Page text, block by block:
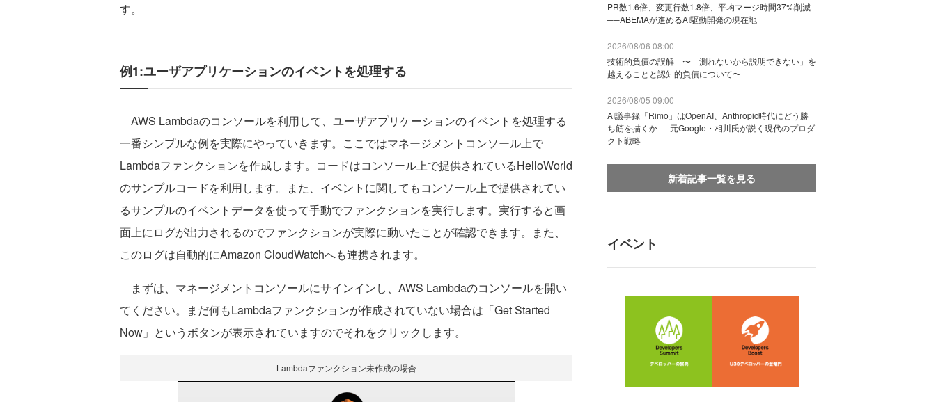
す。
例1:ユーザアプリケーションのイベントを処理する
AWS Lambdaのコンソールを利用して、ユーザアプリケーションのイベントを処理する
一番シンプルな例を実際にやっていきます。ここではマネージメントコンソール上で
Lambdaファンクションを作成します。コードはコンソール上で提供されているHelloWorld
のサンプルコードを利用します。また、イベントに関してもコンソール上で提供されてい
るサンプルのイベントデータを使って手動でファンクションを実行します。実行すると画
面上にログが出力されるのでファンクションが実際に動いたことが確認できます。また、
このログは自動的にAmazon CloudWatchへも連携されます。
まずは、マネージメントコンソールにサインインし、AWS Lambdaのコンソールを開い
てください。まだ何もLambdaファンクションが作成されていない場合は「Get Started
Now」というボタンが表示されていますのでそれをクリックします。
Lambdaファンクション未作成の場合
PR数1.6倍、変更行数1.8倍、平均マージ時間37%削減
──ABEMAが進めるAI駆動開発の現在地
2026/08/06 08:00
技術的負債の誤解 〜「測れないから説明できない」を
越えることと認知的負債について〜
2026/08/05 09:00
AI議事録「Rimo」はOpenAI、Anthropic時代にどう勝
ち筋を描くか──元Google・相川氏が説く現代のプロダ
クト戦略
新着記事一覧を見る
イベント